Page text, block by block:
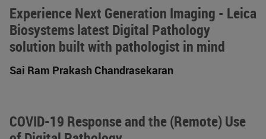
Experience Next Generation Imaging - Leica
Biosystems latest Digital Pathology
solution built with pathologist in mind
Sai Ram Prakash Chandrasekaran
COVID-19 Response and the (Remote) Use